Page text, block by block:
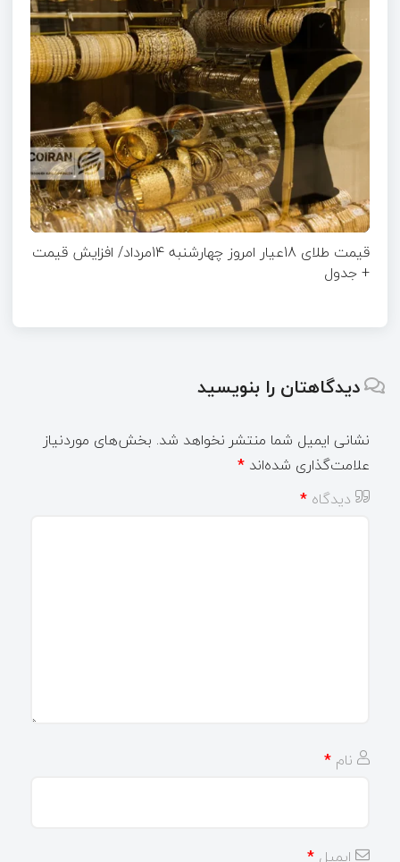
قیمت طلای 18عیار امروز چهارشنبه 14مرداد/ افزایش قیمت
+ جدول
دیدگاهتان را بنویسید
نشانی ایمیل شما منتشر نخواهد شد. بخش‌های موردنیاز
علامت‌گذاری شده‌اند *
دیدگاه *
نام *
ایمیل *